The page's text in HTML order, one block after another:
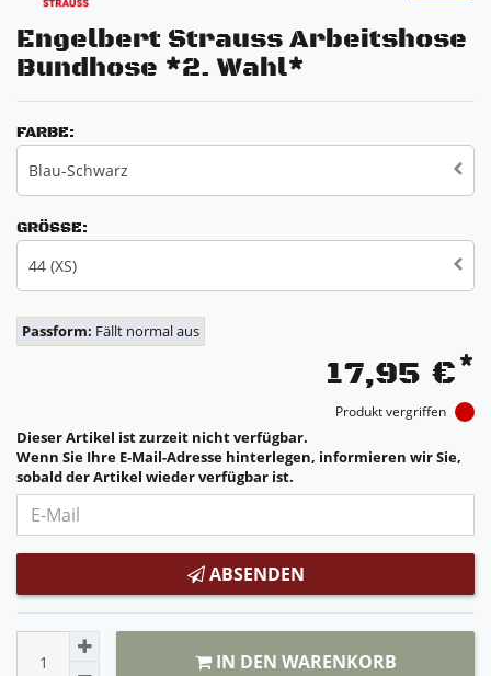
Engelbert Strauss Arbeitshose
Bundhose *2. Wahl*
FARBE:
Blau-Schwarz
GRÖSSE:
44 (XS)
Passform: Fällt normal aus
17,95 €*
Produkt vergriffen
Dieser Artikel ist zurzeit nicht verfügbar.
Wenn Sie Ihre E-Mail-Adresse hinterlegen, informieren wir Sie,
sobald der Artikel wieder verfügbar ist.
ABSENDEN
IN DEN WARENKORB